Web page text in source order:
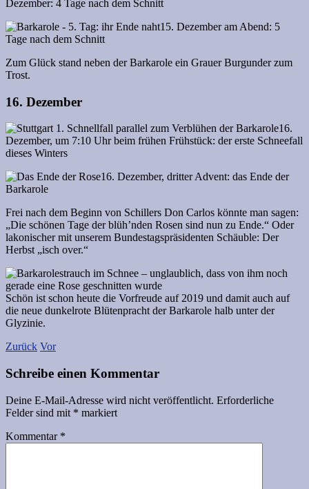
Dezember: 4 Tage nach dem Schnitt
15. Dezember am Abend: 5
Tage nach dem Schnitt
Zum Glück stand neben der Barkarole ein Grauer Burgunder zum
Trost.
16. Dezember
16.
Dezember, um 7:10 Uhr beim frühen Frühstück: der erste Schneefall
dieses Winters
16. Dezember, dritter Advent: das Ende der
Barkarole
Frei nach dem Beginn von Schillers Don Carlos könnte man sagen:
„Die schönen Tage der blüh’nden Rosen sind nun zu Ende.“ Oder
lakonischer mit unserem Bundestagspräsidenten Schäuble: Der
Herbst „isch over.“
Schön ist schon heute die Vorfreude auf 2019 und damit auch auf
die neue dunkelrote Blütenpracht der Barkarole halb unter der
Glyzinie.
Zurück Vor
Schreibe einen Kommentar
Deine E-Mail-Adresse wird nicht veröffentlicht. Erforderliche
Felder sind mit * markiert
Kommentar *